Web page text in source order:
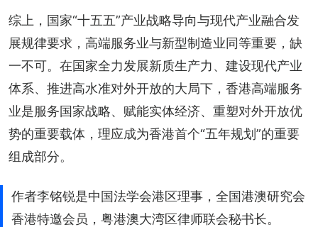
综上，国家“十五五”产业战略导向与现代产业融合发
展规律要求，高端服务业与新型制造业同等重要，缺
一不可。在国家全力发展新质生产力、建设现代产业
体系、推进高水准对外开放的大局下，香港高端服务
业是服务国家战略、赋能实体经济、重塑对外开放优
势的重要载体，理应成为香港首个“五年规划”的重要
组成部分。
作者李铭锐是中国法学会港区理事，全国港澳研究会
香港特邀会员，粤港澳大湾区律师联会秘书长。